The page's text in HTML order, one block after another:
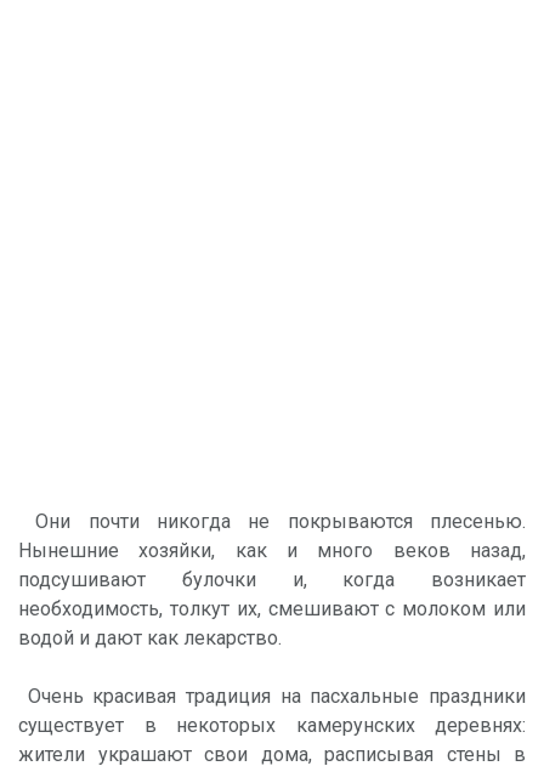
Они почти никогда не покрываются плесенью.
Нынешние хозяйки, как и много веков назад,
подсушивают булочки и, когда возникает
необходимость, толкут их, смешивают с молоком или
водой и дают как лекарство.
Очень красивая традиция на пасхальные праздники
существует в некоторых камерунских деревнях:
жители украшают свои дома, расписывая стены в